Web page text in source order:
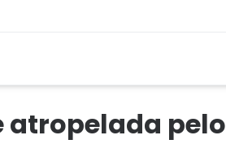
atropelada